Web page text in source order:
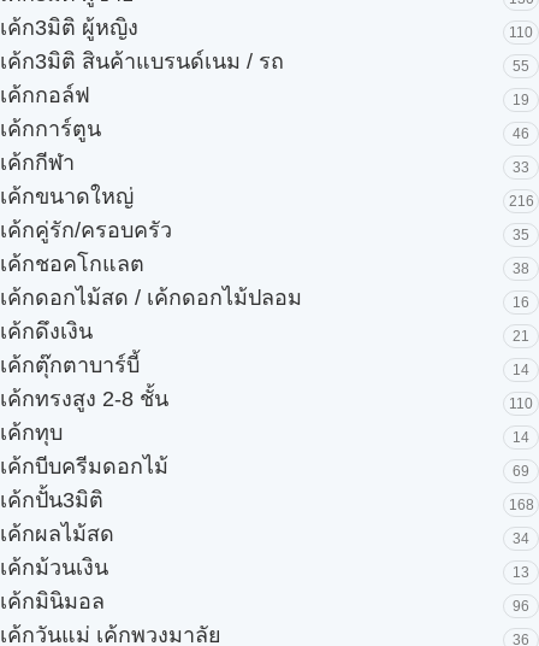
เค้ก3มิติ ผู้หญิง 110
เค้ก3มิติ สินค้าแบรนด์เนม / รถ 55
เค้กกอล์ฟ 19
เค้กการ์ตูน 46
เค้กกีฬา 33
เค้กขนาดใหญ่ 216
เค้กคู่รัก/ครอบครัว 35
เค้กชอคโกแลต 38
เค้กดอกไม้สด / เค้กดอกไม้ปลอม 16
เค้กดึงเงิน 21
เค้กตุ๊กตาบาร์บี้ 14
เค้กทรงสูง 2-8 ชั้น 110
เค้กทุบ 14
เค้กบีบครีมดอกไม้ 69
เค้กปั้น3มิติ 168
เค้กผลไม้สด 34
เค้กม้วนเงิน 13
เค้กมินิมอล 96
เค้กวันแม่ เค้กพวงมาลัย 36